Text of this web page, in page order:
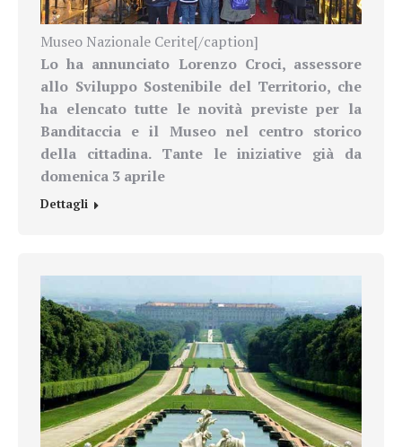
Museo Nazionale Cerite[/caption]
Lo ha annunciato Lorenzo Croci, assessore
allo Sviluppo Sostenibile del Territorio, che
ha elencato tutte le novità previste per la
Banditaccia e il Museo nel centro storico
della cittadina. Tante le iniziative già da
domenica 3 aprile
Dettagli